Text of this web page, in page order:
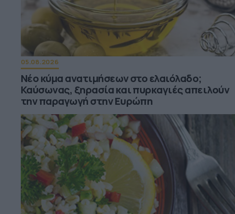
05.08.2026
Νέο κύμα ανατιμήσεων στο ελαιόλαδο;
Καύσωνας, ξηρασία και πυρκαγιές απειλούν
την παραγωγή στην Ευρώπη